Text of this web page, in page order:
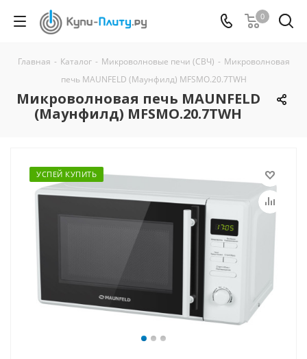
0
Главная - Каталог - Микроволновые печи (СВЧ) - Микроволновая
печь MAUNFELD (Маунфилд) MFSMO.20.7TWH
Микроволновая печь MAUNFELD
(Маунфилд) MFSMO.20.7TWH
УСПЕЙ КУПИТЬ